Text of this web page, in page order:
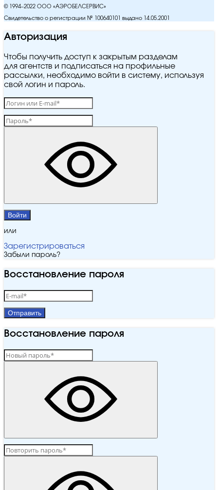
© 1994–2022 ООО «АЭРОБЕЛСЕРВИС»
Свидетельство о регистрации № 100640101 выдано 14.05.2001
Авторизация
Чтобы получить доступ к закрытым разделам
для агентств и подписаться на профильные
рассылки, необходимо войти в систему, используя
свой логин и пароль.
Войти
или
Зарегистрироваться
Забыли пароль?
Восстановление пароля
Отправить
Восстановление пароля